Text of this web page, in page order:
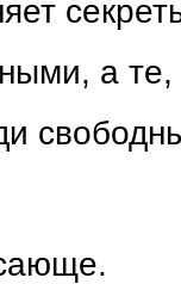
а те,